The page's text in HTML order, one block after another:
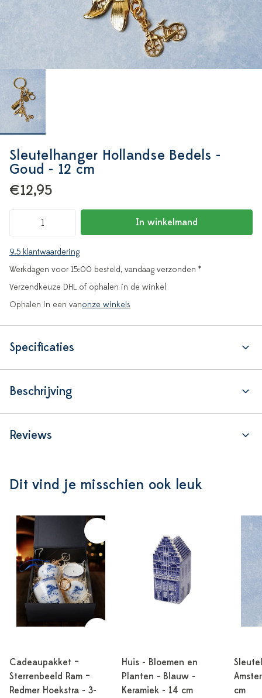
Sleutelhanger Hollandse Bedels -
Goud - 12 cm
€12,95
In winkelmand
9.5 klantwaardering
Werkdagen voor 15:00 besteld, vandaag verzonden *
Verzendkeuze DHL of ophalen in de winkel
Ophalen in een vanonze winkels
Specificaties
Beschrijving
Reviews
Dit vind je misschien ook leuk
Cadeaupakket –
Sterrenbeeld Ram –
Redmer Hoekstra - 3-
Huis - Bloemen en
Planten - Blauw -
Keramiek - 14 cm
cm